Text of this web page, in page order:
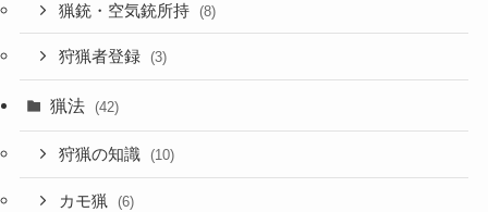
猟銃・空気銃所持 (8)
狩猟者登録 (3)
猟法 (42)
狩猟の知識 (10)
カモ猟 (6)